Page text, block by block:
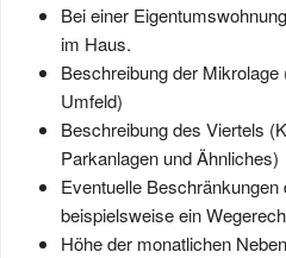
Bei einer
im Haus.
Beschreibung der
Umfeld)
Beschreibung des Viertels
Parkanlagen und Ähnliches)
Eventuelle
beispielsweise ein
Höhe der monatlichen